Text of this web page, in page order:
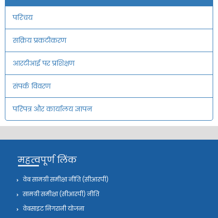
परिचय
सक्रिय प्रकटीकरण
आरटीआई पर प्रशिक्षण
संपर्क विवरण
परिपत्र और कार्यालय ज्ञापन
महत्वपूर्ण लिंक
वेब सामग्री समीक्षा नीति (सीआरपी)
सामग्री समीक्षा (सीआरपी) नीति
वेबसाइट निगरानी योजना